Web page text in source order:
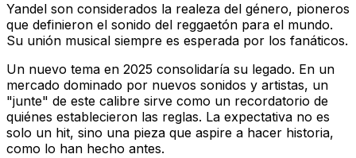
Yandel son considerados la realeza del género, pioneros
que definieron el sonido del reggaetón para el mundo.
Su unión musical siempre es esperada por los fanáticos.
Un nuevo tema en 2025 consolidaría su legado. En un
mercado dominado por nuevos sonidos y artistas, un
"junte" de este calibre sirve como un recordatorio de
quiénes establecieron las reglas. La expectativa no es
solo un hit, sino una pieza que aspire a hacer historia,
como lo han hecho antes.